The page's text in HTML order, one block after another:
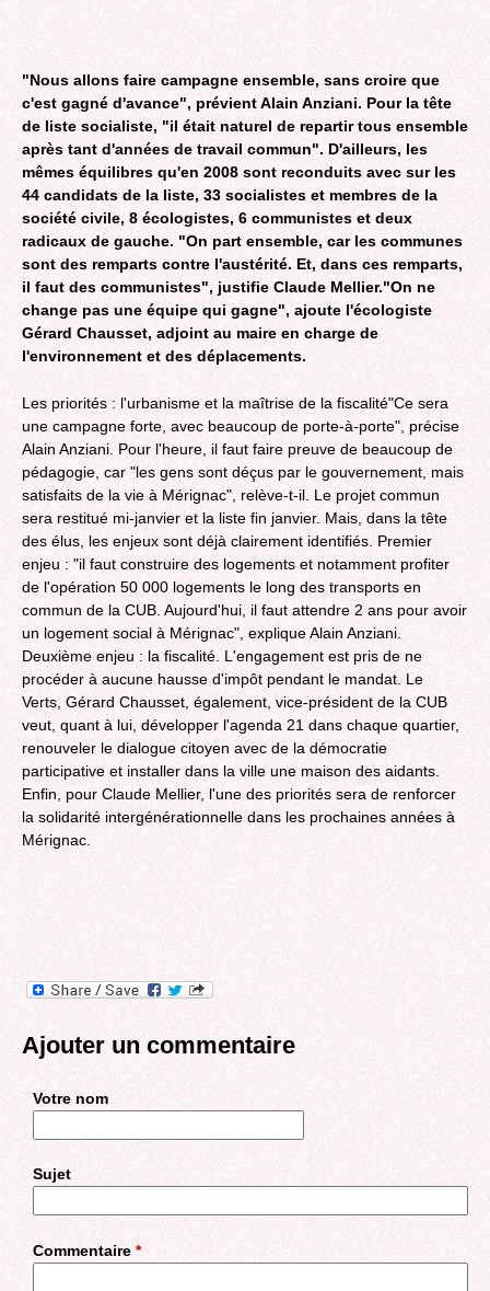
"Nous allons faire campagne ensemble, sans croire que
c'est gagné d'avance", prévient Alain Anziani. Pour la tête
de liste socialiste, "il était naturel de repartir tous ensemble
après tant d'années de travail commun". D'ailleurs, les
mêmes équilibres qu'en 2008 sont reconduits avec sur les
44 candidats de la liste, 33 socialistes et membres de la
société civile, 8 écologistes, 6 communistes et deux
radicaux de gauche. "On part ensemble, car les communes
sont des remparts contre l'austérité. Et, dans ces remparts,
il faut des communistes", justifie Claude Mellier."On ne
change pas une équipe qui gagne", ajoute l'écologiste
Gérard Chausset, adjoint au maire en charge de
l'environnement et des déplacements.
Les priorités : l'urbanisme et la maîtrise de la fiscalité"Ce sera
une campagne forte, avec beaucoup de porte-à-porte", précise
Alain Anziani. Pour l'heure, il faut faire preuve de beaucoup de
pédagogie, car "les gens sont déçus par le gouvernement, mais
satisfaits de la vie à Mérignac", relève-t-il. Le projet commun
sera restitué mi-janvier et la liste fin janvier. Mais, dans la tête
des élus, les enjeux sont déjà clairement identifiés. Premier
enjeu : "il faut construire des logements et notamment profiter
de l'opération 50 000 logements le long des transports en
commun de la CUB. Aujourd'hui, il faut attendre 2 ans pour avoir
un logement social à Mérignac", explique Alain Anziani.
Deuxième enjeu : la fiscalité. L'engagement est pris de ne
procéder à aucune hausse d'impôt pendant le mandat. Le
Verts, Gérard Chausset, également, vice-président de la CUB
veut, quant à lui, développer l'agenda 21 dans chaque quartier,
renouveler le dialogue citoyen avec de la démocratie
participative et installer dans la ville une maison des aidants.
Enfin, pour Claude Mellier, l'une des priorités sera de renforcer
la solidarité intergénérationnelle dans les prochaines années à
Mérignac.
Ajouter un commentaire
Votre nom
Sujet
Commentaire *